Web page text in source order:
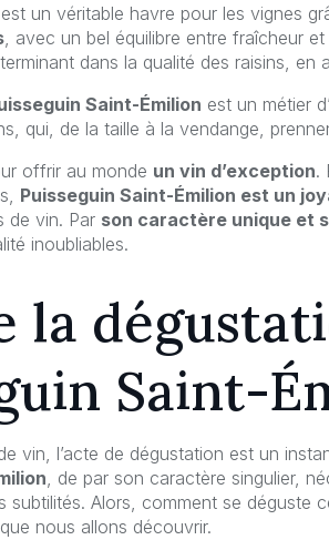
est un véritable havre pour les vignes
, avec un bel équilibre entre fraîcheur
dans la qualité des raisins,
Saint-Émilion est un métier
qui, de la taille à la vendange,
offrir au monde un vin d’exception.
Puisseguin Saint-Émilion est un
de vin. Par son caractère unique et
inoubliables.
la
Saint-
vin, l’acte de dégustation est un
, de par son caractère singulier,
subtilités. Alors, comment se déguste
nous allons découvrir.